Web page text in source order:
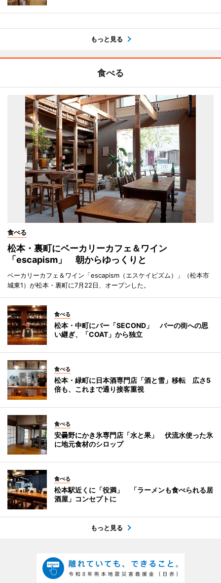
もっと見る
食べる
食べる
松本・裏町にベーカリーカフェ＆ワイン
「escapism」 朝からゆっくりと
ベーカリーカフェ＆ワイン「escapism（エスケイピズム）」（松本市
城東1）が松本・裏町に7月22日、オープンした。
食べる
松本・中町にバー「SECOND」 バーの街への思
い継ぎ、「COAT」から独立
食べる
松本・緑町に日本酒専門店「酒と雪」移転 広さ5
倍も、これまで通り接客重視
食べる
安曇野にかき氷専門店「水と果」 伏流水使った氷
に地元食材のシロップ
食べる
松本駅近くに「役満」 「ラーメンも食べられる居
酒屋」コンセプトに
もっと見る